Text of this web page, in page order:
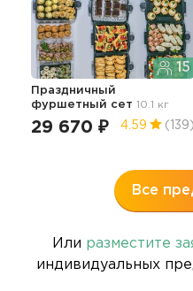
15
Праздничный
фуршетный сет 10.1 кг
29 670 ₽ 4.59 (139)
Все
Или разместите
индивидуальных